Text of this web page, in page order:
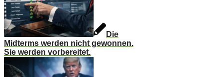
Die
Midterms werden nicht gewonnen.
Sie werden vorbereitet.